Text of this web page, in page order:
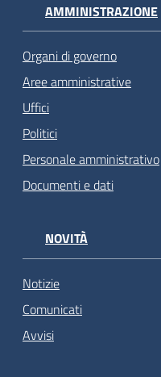
AMMINISTRAZIONE
Organi di governo
Aree amministrative
Uffici
Politici
Personale amministrativo
Documenti e dati
NOVITÀ
Notizie
Comunicati
Avvisi